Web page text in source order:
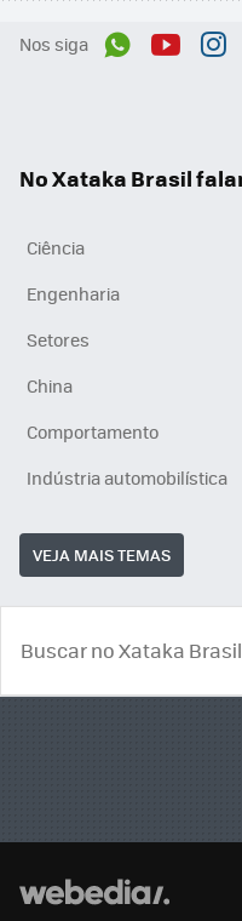
Nos siga
No Xataka Brasil
Ciência
Engenharia
Setores
China
Comportamento
Indústria automobilística
VEJA MAIS TEMAS